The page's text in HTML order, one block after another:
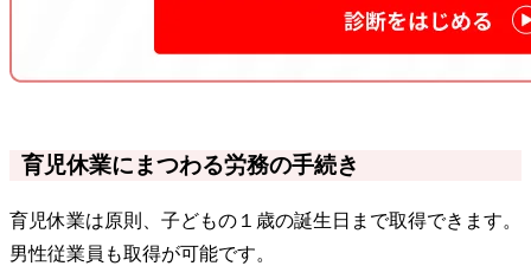
育児休業にまつわる労務の手続き
育児休業は原則、子どもの１歳の誕生日まで取得できます。
男性従業員も取得が可能です。